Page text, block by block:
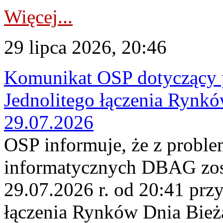
Więcej...
29 lipca 2026, 20:46
Komunikat OSP
Jednolitego łączenia
29.07.2026
OSP informuje, że z
informatycznych DBAG
29.07.2026 r. od 20:41
łączenia Rynków Dnia